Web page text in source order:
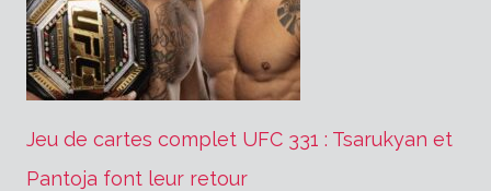
Jeu de cartes complet UFC 331 : Tsarukyan et
Pantoja font leur retour